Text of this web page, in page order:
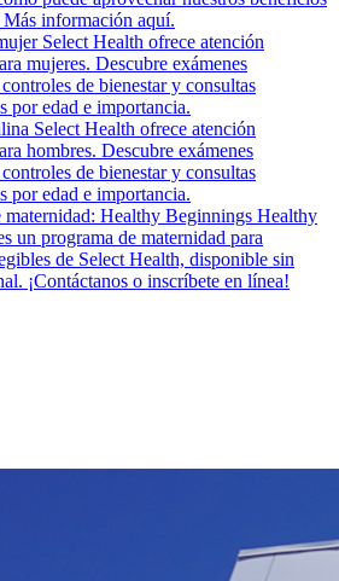
Más información aquí.
Select Health ofrece atención
mujeres. Descubre exámenes
de bienestar y consultas
por edad e importancia.
Select Health ofrece atención
hombres. Descubre exámenes
de bienestar y consultas
por edad e importancia.
maternidad: Healthy Beginnings Healthy
un programa de maternidad para
de Select Health, disponible sin
¡Contáctanos o inscríbete en línea!